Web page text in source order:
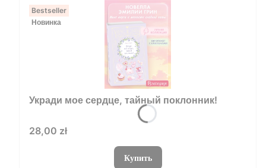
Bestseller
Новинка
Укради мое сердце, тайный поклонник!
Цена
28,00 zł
Купить